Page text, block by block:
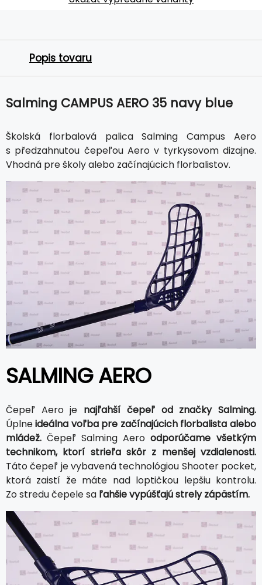
Popis tovaru
Salming CAMPUS AERO 35 navy blue
Školská florbalová palica Salming Campus Aero
s předzahnutou čepeľou Aero v tyrkysovom dizajne.
Vhodná pre školy alebo začínajúcich florbalistov.
SALMING AERO
Čepeľ Aero je najľahší čepeľ od značky Salming.
Úplneideálna voľba pre začínajúcich florbalista alebo
mládež. Čepeľ Salming Aero odporúčame všetkým
technikom, ktorí strieľa skôr z menšej vzdialenosti.
Táto čepeľ je vybavená technológiou Shooter pocket,
ktorá zaistí že máte nad loptičkou lepšiu kontrolu.
Zo stredu čepele sa ľahšie vypúšťajú strely zápästím.